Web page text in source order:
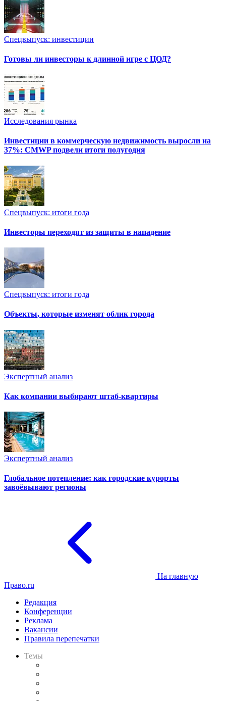
Спецвыпуск: инвестиции
Готовы ли инвесторы к длинной игре с ЦОД?
Исследования рынка
Инвестиции в коммерческую недвижимость выросли на
37%: CMWP подвели итоги полугодия
Спецвыпуск: итоги года
Инвесторы переходят из защиты в нападение
Спецвыпуск: итоги года
Объекты, которые изменят облик города
Экспертный анализ
Как компании выбирают штаб-квартиры
Экспертный анализ
Глобальное потепление: как городские курорты
завоёвывают регионы
На главную
Право.ru
Редакция
Конференции
Реклама
Вакансии
Правила перепечатки
Темы